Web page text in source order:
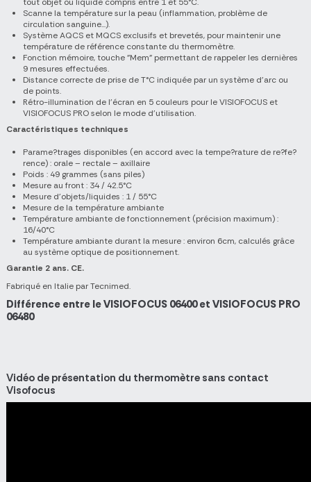
Scanne la température sur la peau (inflammation, problème de
circulation sanguine...).
Système AQCS et MQCS exclusifs et brevetés, pour maintenir une
température de référence constante du thermomètre.
Fonction mémoire, touche "Mem" permettant de rappeler les dernières
9 mesures effectuées.
Distance correcte de prise de T°C indiquée par un système d'arc ou
de points.
Rétro-illumination de l'écran en 5 couleurs pour le VISIOFOCUS et
VISIOFOCUS PRO selon le mode d'utilisation.
Caractéristiques techniques
Parame?trages disponibles (en accord avec la tempe?rature de re?fe?
rence) : orale – rectale – axillaire
Poids : 49 grammes (sans piles)
Mesure au front : 34 / 42.5°C
Mesure d'objets/liquides : 1 / 55°C
Mesure de la température ambiante
Température ambiante de fonctionnement (précision maximum) :
16/40°C
Température ambiante durant la mesure : environ 6cm, calculés grâce
au système optique de positionnement.
Garantie 2 ans. CE.
Fabriqué en Italie par Tecnimed.
Différence entre le VISIOFOCUS 06400 et VISIOFOCUS PRO
06480
Vidéo de présentation du thermomètre sans contact
Visofocus